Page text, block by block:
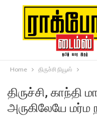
Home திருச்சி நியூஸ்
திருச்சி,
அருகிலேயே மர்ம